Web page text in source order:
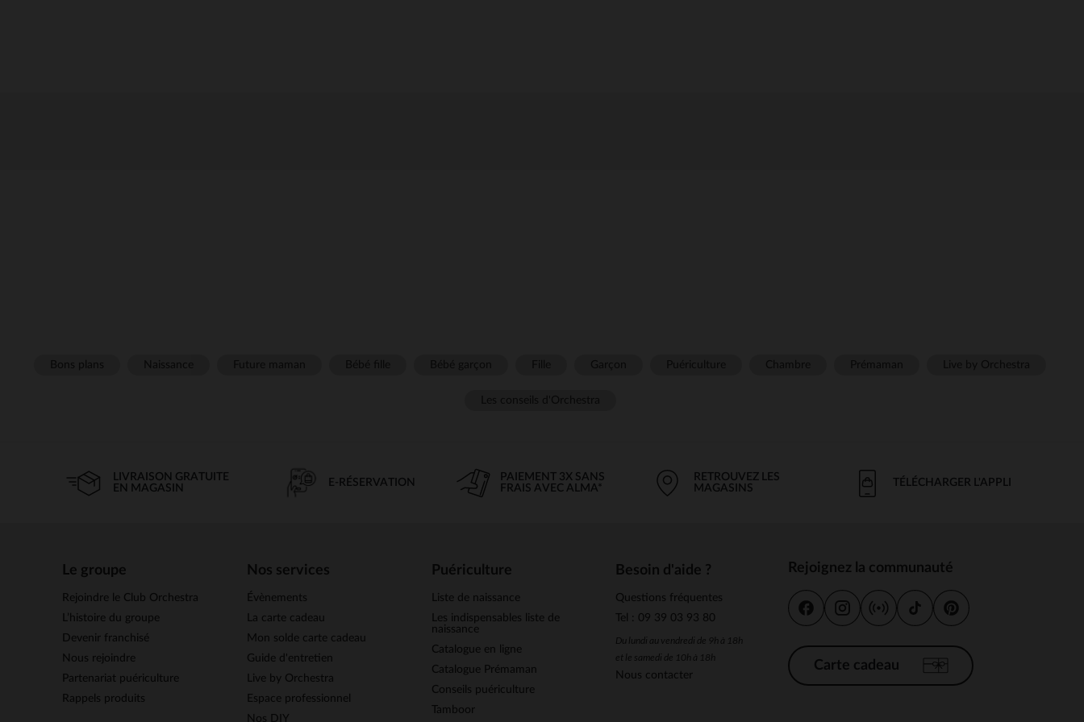
LIVRAISON GRATUITE
EN MAGASIN
E-RÉSERVATION
PAIEMENT 3X SANS
FRAIS AVEC ALMA*
RETROUVEZ LES
MAGASINS
TÉLÉCHARGER L'APPLI
Le groupe
Rejoindre le Club Orchestra
L’histoire du groupe
Devenir franchisé
Nous rejoindre
Partenariat puériculture
Rappels produits
Nos services
Évènements
La carte cadeau
Mon solde carte cadeau
Guide d'entretien
Live by Orchestra
Espace professionnel
Nos DIY
Puériculture
Liste de naissance
Les indispensables liste de
naissance
Catalogue en ligne
Catalogue Prémaman
Conseils puériculture
Tamboor
Besoin d'aide ?
Questions fréquentes
Tel : 09 39 03 93 80
Du lundi au vendredi de 9h à 18h
et le samedi de 10h à 18h
Nous contacter
Rejoignez la communauté
Carte cadeau